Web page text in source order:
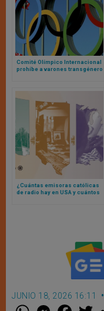
Comité Olímpico Internacional
prohíbe a varones transgénero
¿Cuántas emisoras católicas
de radio hay en USA y cuántos
JUNIO 18, 2026 16:11
W M F